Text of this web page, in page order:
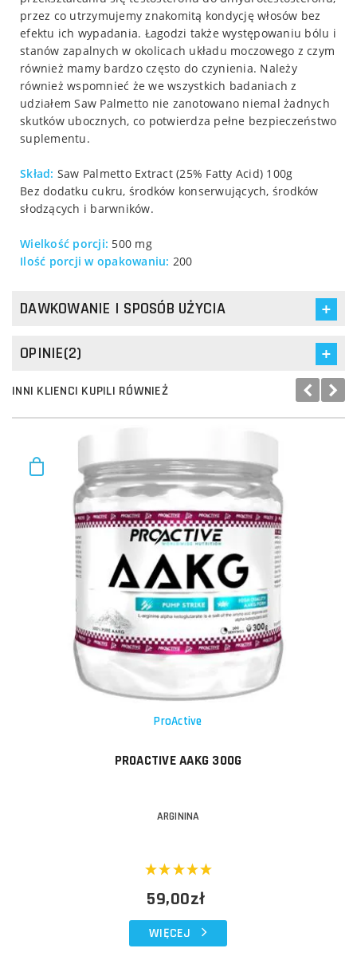
przez co utrzymujemy znakomitą kondycję włosów bez
efektu ich wypadania. Łagodzi także występowaniu bólu i
stanów zapalnych w okolicach układu moczowego z czym
również mamy bardzo często do czynienia. Należy
również wspomnieć że we wszystkich badaniach z
udziałem Saw Palmetto nie zanotowano niemal żadnych
skutków ubocznych, co potwierdza pełne bezpieczeństwo
suplementu.
Skład: Saw Palmetto Extract (25% Fatty Acid) 100g
Bez dodatku cukru, środków konserwujących, środków
słodzących i barwników.
Wielkość porcji: 500 mg
Ilość porcji w opakowaniu: 200
DAWKOWANIE I SPOSÓB UŻYCIA
OPINIE(2)
INNI KLIENCI KUPILI RÓWNIEŻ
ProActive
PROACTIVE AAKG 300G
ARGININA
59,00zł
WIĘCEJ